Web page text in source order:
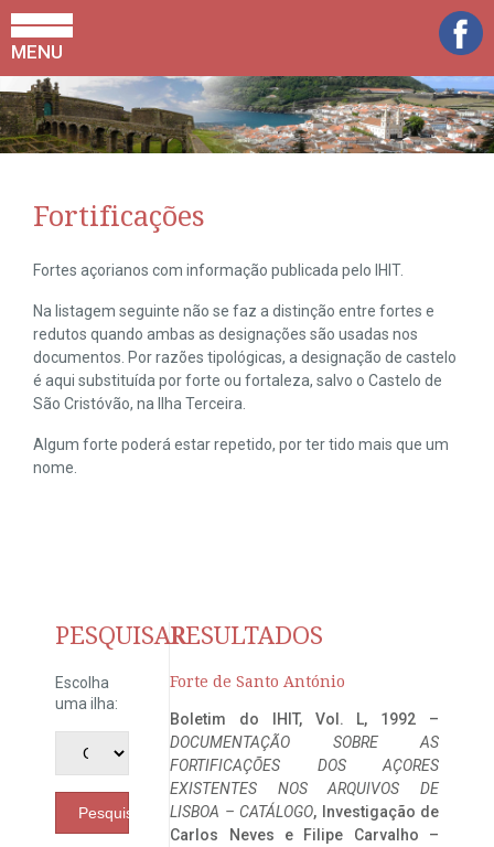
MENU
Fortificações
Fortes açorianos com informação publicada pelo IHIT.
Na listagem seguinte não se faz a distinção entre fortes e
redutos quando ambas as designações são usadas nos
documentos. Por razões tipológicas, a designação de castelo
é aqui substituída por forte ou fortaleza, salvo o Castelo de
São Cristóvão, na Ilha Terceira.
Algum forte poderá estar repetido, por ter tido mais que um
nome.
PESQUISAR
Escolha
uma ilha:
Pesquisar
RESULTADOS
Forte de Santo António
Boletim do IHIT, Vol. L, 1992 –
DOCUMENTAÇÃO SOBRE AS
FORTIFICAÇÕES DOS AÇORES
EXISTENTES NOS ARQUIVOS DE
LISBOA – CATÁLOGO, Investigação de
Carlos Neves e Filipe Carvalho –